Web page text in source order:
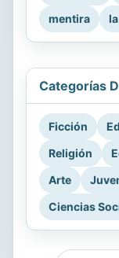
mentira
Categorías
Ficción
Religión
Arte
Ciencias